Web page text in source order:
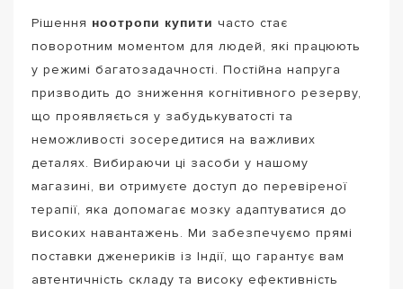
Рішення ноотропи купити часто стає
поворотним моментом для людей, які працюють
у режимі багатозадачності. Постійна напруга
призводить до зниження когнітивного резерву,
що проявляється у забудькуватості та
неможливості зосередитися на важливих
деталях. Вибираючи ці засоби у нашому
магазині, ви отримуєте доступ до перевіреної
терапії, яка допомагає мозку адаптуватися до
високих навантажень. Ми забезпечуємо прямі
поставки дженериків із Індії, що гарантує вам
автентичність складу та високу ефективність